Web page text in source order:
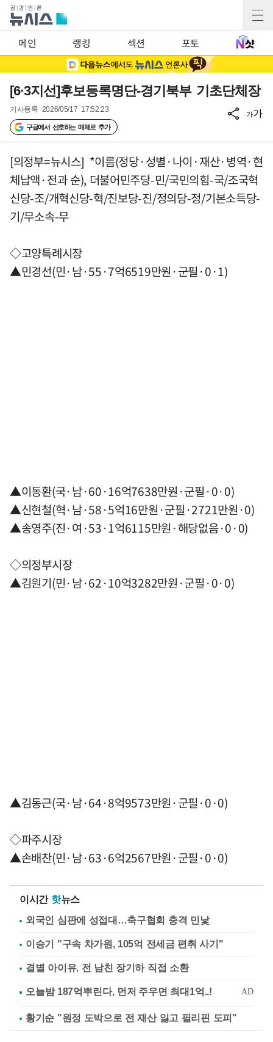
메인 랭킹 섹션 포토
[6·3지선]후보등록명단-경기북부 기초단체장
기사등록 2026/05/17 17:52:23
구글에서 선호하는 매체로 추가
가가
[의정부=뉴시스] *이름(정당·성별·나이·재산·병역·현
체납액·전과 순), 더불어민주당-민/국민의힘-국/조국혁
신당-조/개혁신당-혁/진보당-진/정의당-정/기본소득당-
기/무소속-무
◇고양특례시장
▲민경선(민·남·55·7억6519만원·군필·0·1)
▲이동환(국·남·60·16억7638만원·군필·0·0)
▲신현철(혁·남·58·5억16만원·군필·2721만원·0)
▲송영주(진·여·53·1억6115만원·해당없음·0·0)
◇의정부시장
▲김원기(민·남·62·10억3282만원·군필·0·0)
▲김동근(국·남·64·8억9573만원·군필·0·0)
◇파주시장
▲손배찬(민·남·63·6억2567만원·군필·0·0)
이시간 핫뉴스
외국인 심판에 성접대…축구협회 충격 민낯
이승기 "구속 차가원, 105억 전세금 편취 사기"
결별 아이유, 전 남친 장기하 직접 소환
황기순 "원정 도박으로 전 재산 잃고 필리핀 도피"